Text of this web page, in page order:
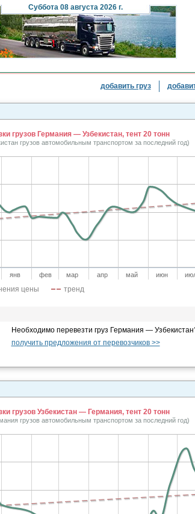
Суббота08 августа 2026 г.
добавить груз
грузов Германия — Узбекистан, тент 20 тонн
грузов автомобильным транспортом за последний год)
цены тренд
янв фев мар апр май июн
Необходимо перевезти груз Германия —
получить предложения от перевозчиков >>
грузов Узбекистан — Германия, тент 20 тонн
грузов автомобильным транспортом за последний год)